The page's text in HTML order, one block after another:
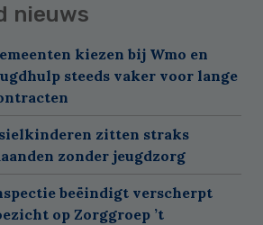
nieuws
kiezen bij Wmo en
steeds vaker voor lange
zitten straks
zonder jeugdzorg
beëindigt verscherpt
op Zorggroep ’t